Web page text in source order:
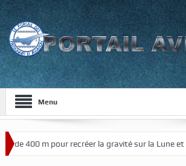
Menu
de 400 m pour recréer la gravité sur la Lune et